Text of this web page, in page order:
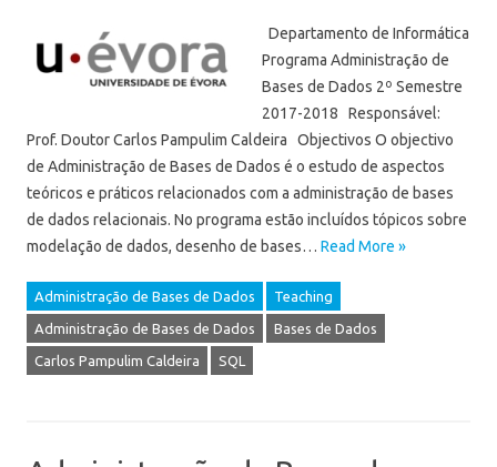
Departamento de Informática
Programa Administração de
Bases de Dados 2º Semestre
2017-2018 Responsável:
Prof. Doutor Carlos Pampulim Caldeira Objectivos O objectivo
de Administração de Bases de Dados é o estudo de aspectos
teóricos e práticos relacionados com a administração de bases
de dados relacionais. No programa estão incluídos tópicos sobre
modelação de dados, desenho de bases… Read More »
Administração de Bases de Dados Teaching
Administração de Bases de Dados Bases de Dados
Carlos Pampulim Caldeira SQL